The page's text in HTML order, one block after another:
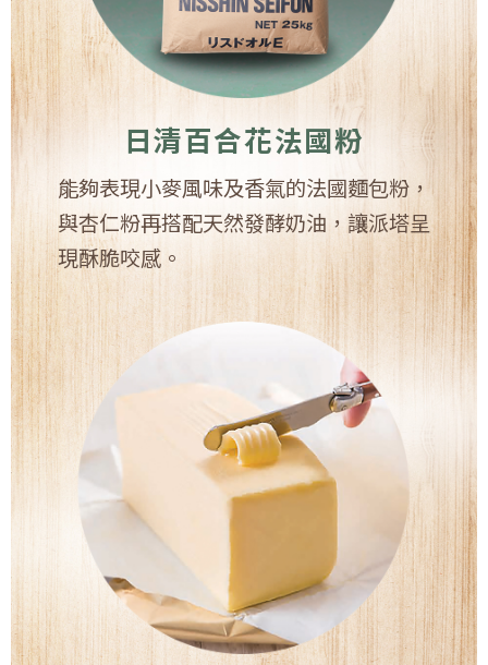
日清百合花法國粉
能夠表現小麥風味及香氣的法國麵包粉，
與杏仁粉再搭配天然發酵奶油，讓派塔呈
現酥脆咬感。